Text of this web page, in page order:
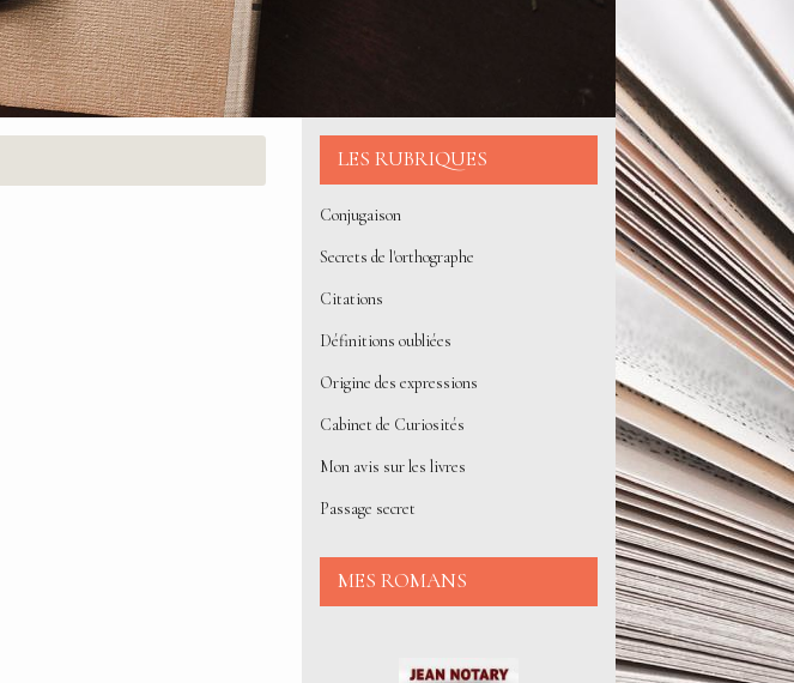
LES RUBRIQUES
Conjugaison
Secrets de l'orthographe
Citations
Définitions oubliées
Origine des expressions
Cabinet de Curiosités
Mon avis sur les livres
Passage secret
MES ROMANS